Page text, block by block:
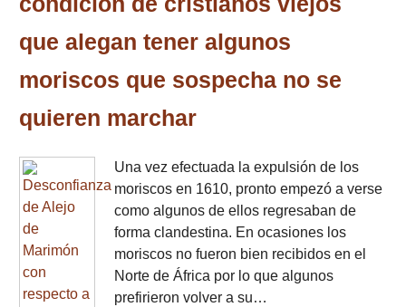
que alegan tener algunos
moriscos que sospecha no se
quieren marchar
Una vez efectuada la expulsión de los
moriscos en 1610, pronto empezó a verse
como algunos de ellos regresaban de
forma clandestina. En ocasiones los
moriscos no fueron bien recibidos en el
Norte de África por lo que algunos
prefirieron volver a su…